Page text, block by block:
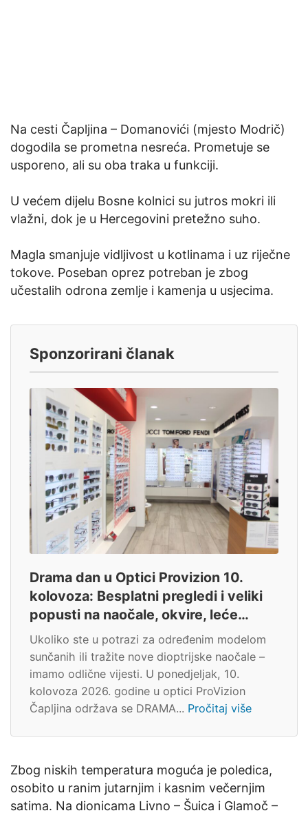
Na cesti Čapljina – Domanovići (mjesto Modrič)
dogodila se prometna nesreća. Prometuje se
usporeno, ali su oba traka u funkciji.
U većem dijelu Bosne kolnici su jutros mokri ili
vlažni, dok je u Hercegovini pretežno suho.
Magla smanjuje vidljivost u kotlinama i uz riječne
tokove. Poseban oprez potreban je zbog
učestalih odrona zemlje i kamenja u usjecima.
Sponzorirani članak
Drama dan u Optici Provizion 10.
kolovoza: Besplatni pregledi i veliki
popusti na naočale, okvire, leće…
Ukoliko ste u potrazi za određenim modelom
sunčanih ili tražite nove dioptrijske naočale –
imamo odlične vijesti. U ponedjeljak, 10.
kolovoza 2026. godine u optici ProVizion
Čapljina održava se DRAMA... Pročitaj više
Zbog niskih temperatura moguća je poledica,
osobito u ranim jutarnjim i kasnim večernjim
satima. Na dionicama Livno – Šuica i Glamoč –